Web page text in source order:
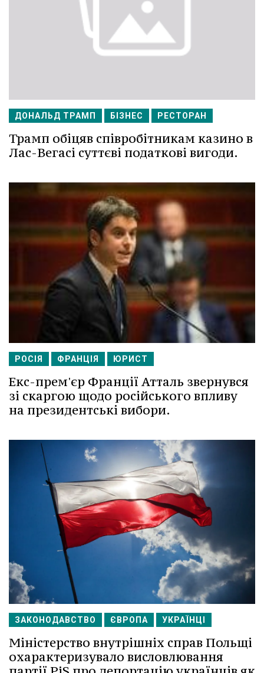
ДОНАЛЬД ТРАМП БІЗНЕС РЕСТОРАН
Трамп обіцяв співробітникам казино в
Лас-Вегасі суттєві податкові вигоди.
РОСІЯ ФРАНЦІЯ ЮРИСТ
Екс-прем'єр Франції Атталь звернувся
зі скаргою щодо російського впливу
на президентські вибори.
ЗАКОНОДАВСТВО ЄВРОПА УКРАЇНЦІ
Міністерство внутрішніх справ Польщі
охарактеризувало висловлювання